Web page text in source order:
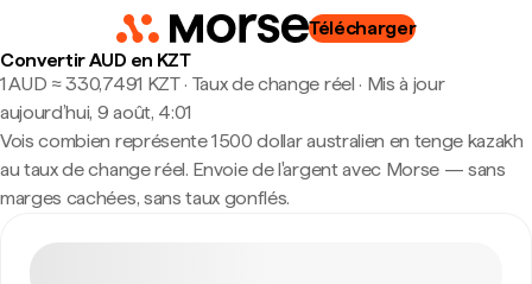
Télécharger
Convertir AUD en KZT
1 AUD ≈ 330,7491 KZT · Taux de change réel · Mis à jour
aujourd’hui, 9 août, 4:01
Vois combien représente 1 500 dollar australien en tenge kazakh
au taux de change réel. Envoie de l'argent avec Morse — sans
marges cachées, sans taux gonflés.